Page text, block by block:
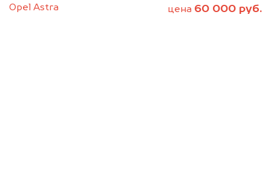
Opel Astra
цена 60 000 руб.